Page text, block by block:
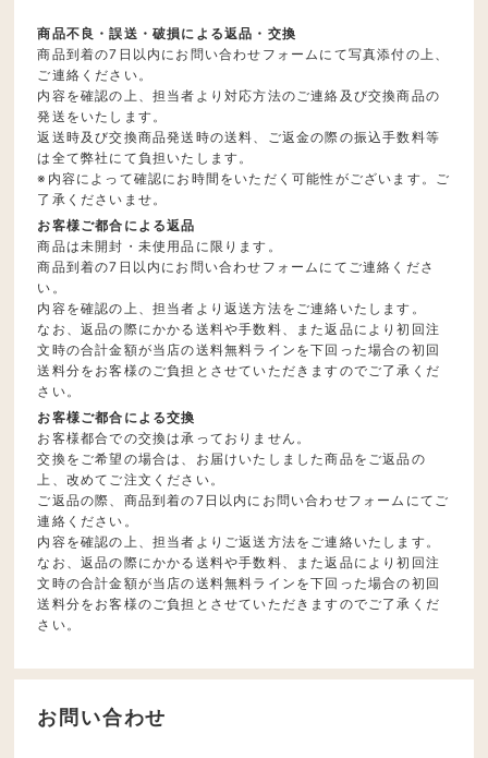
商品不良・誤送・破損による返品・交換
商品到着の7日以内にお問い合わせフォームにて写真添付の上、
ご連絡ください。
内容を確認の上、担当者より対応方法のご連絡及び交換商品の
発送をいたします。
返送時及び交換商品発送時の送料、ご返金の際の振込手数料等
は全て弊社にて負担いたします。
※内容によって確認にお時間をいただく可能性がございます。ご
了承くださいませ。
お客様ご都合による返品
商品は未開封・未使用品に限ります。
商品到着の7日以内にお問い合わせフォームにてご連絡くださ
い。
内容を確認の上、担当者より返送方法をご連絡いたします。
なお、返品の際にかかる送料や手数料、また返品により初回注
文時の合計金額が当店の送料無料ラインを下回った場合の初回
送料分をお客様のご負担とさせていただきますのでご了承くだ
さい。
お客様ご都合による交換
お客様都合での交換は承っておりません。
交換をご希望の場合は、お届けいたしました商品をご返品の
上、改めてご注文ください。
ご返品の際、商品到着の7日以内にお問い合わせフォームにてご
連絡ください。
内容を確認の上、担当者よりご返送方法をご連絡いたします。
なお、返品の際にかかる送料や手数料、また返品により初回注
文時の合計金額が当店の送料無料ラインを下回った場合の初回
送料分をお客様のご負担とさせていただきますのでご了承くだ
さい。
お問い合わせ